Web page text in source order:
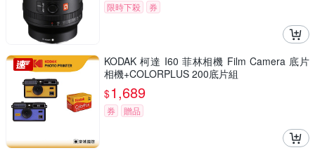
限時下殺
券
KODAK 柯達 I60 菲林相機 Film Camera 底片
相機+COLORPLUS 200底片組
$1,689
券 贈品